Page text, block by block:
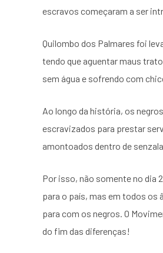
escravos começaram a ser
Quilombo dos Palmares foi
tendo que aguentar maus
sem água e sofrendo com
Ao longo da história, os
escravizados para prestar
amontoados dentro de
Por isso, não somente no dia
para o país, mas em todos os
para com os negros. O
do fim das diferenças!